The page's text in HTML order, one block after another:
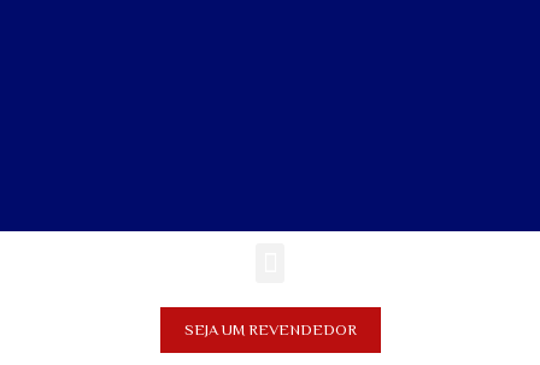
SEJA UM REVENDEDOR